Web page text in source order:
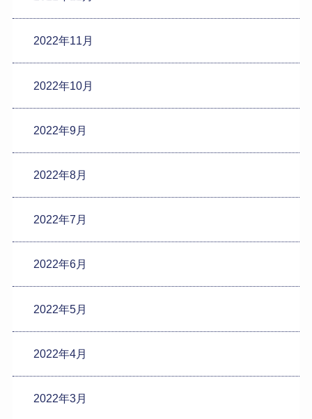
2022年11月
2022年10月
2022年9月
2022年8月
2022年7月
2022年6月
2022年5月
2022年4月
2022年3月